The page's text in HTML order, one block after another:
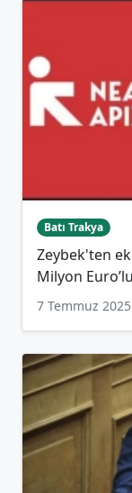
Batı Trakya
Zeybek'ten
Milyon
7 Temmuz 2025